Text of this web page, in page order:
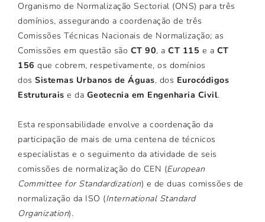
Organismo de Normalização Sectorial (ONS) para três
domínios, assegurando a coordenação de três
Comissões Técnicas Nacionais de Normalização; as
Comissões em questão são CT 90, a CT 115 e a CT
156 que cobrem, respetivamente, os domínios
dos Sistemas Urbanos de Águas, dos Eurocódigos
Estruturais e da Geotecnia em Engenharia Civil.
Esta responsabilidade envolve a coordenação da
participação de mais de uma centena de técnicos
especialistas e o seguimento da atividade de seis
comissões de normalização do CEN (European
Committee for Standardization) e de duas comissões de
normalização da ISO (International Standard
Organization).